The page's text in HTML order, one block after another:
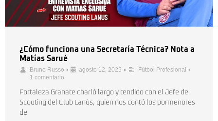
¿Cómo funciona una Secretaría Técnica? Nota a
Matías Sarué
Bruno Russo • agosto 12, 2025 • Fútbol Profesional •
1 comentario
Fortaleza Granate charló largo y tendido con el Jefe de
Scouting del Club Lanús, quien nos contó los pormenores
de